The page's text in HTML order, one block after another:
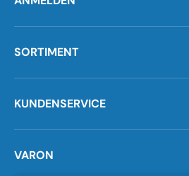
SORTIMENT
KUNDENSERVICE
VARON